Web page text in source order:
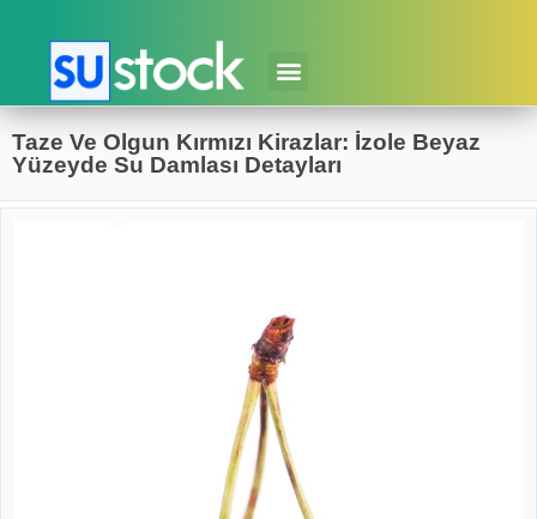
Taze Ve Olgun Kırmızı Kirazlar: İzole Beyaz
Yüzeyde Su Damlası Detayları